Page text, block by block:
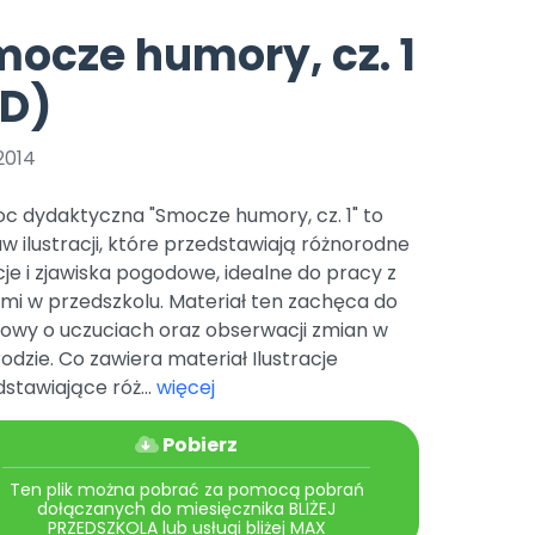
Archiwalne numery
Pomoc
Promocje
czerwca 2024 r. uzyskała
r. Nr decyzji:
Online.
Pomoc zwierzętom
Książka (dla) Przedszkolaka
TikTok
Zobacz nas na TikToku
YouTube
humory, cz. 1
dydaktyczna "Smocze humory, cz. 1" to
ilustracji, które przedstawiają różnorodne
i zjawiska pogodowe, idealne do pracy z
w przedszkolu. Materiał ten zachęca do
o uczuciach oraz obserwacji zmian w
Co zawiera materiał Ilustracje
róż... więcej
Pobierz
Ten plik można pobrać za pomocą pobrań
dołączanych do miesięcznika BLIŻEJ
PRZEDSZKOLA lub usługi bliżej MAX